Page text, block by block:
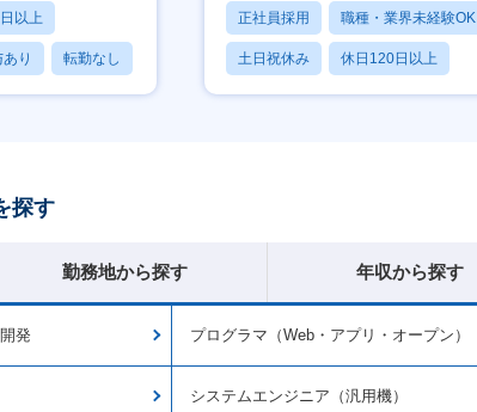
以上
り 転勤なし
正社員採用 職種・業界未経験OK
土日祝休み 休日120日以上
月残業20時間以内
探す
勤務地から探す 年収から探す
発 プログラマ（Web・アプリ・オープン）
システムエンジニア（汎用機）